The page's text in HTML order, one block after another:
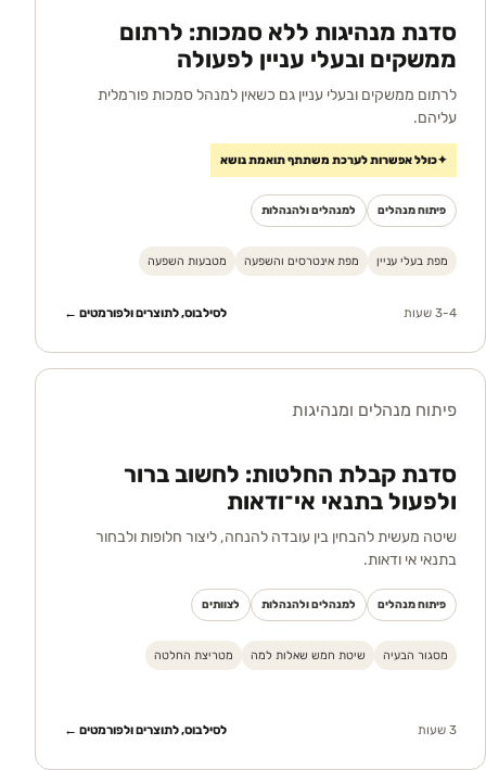
סדנת מנהיגות ללא סמכות: לרתום
ממשקים ובעלי עניין לפעולה
לרתום ממשקים ובעלי עניין גם כשאין למנהל סמכות פורמלית
עליהם.
✦כולל אפשרות לערכת משתתף תואמת נושא
פיתוח מנהלים למנהלים ולהנהלות
מפת בעלי עניין מפת אינטרסים והשפעה מטבעות השפעה
3-4 שעות לסילבוס, לתוצרים ולפורמטים ←
פיתוח מנהלים ומנהיגות
סדנת קבלת החלטות: לחשוב ברור
ולפעול בתנאי אי־ודאות
שיטה מעשית להבחין בין עובדה להנחה, ליצור חלופות ולבחור
בתנאי אי ודאות.
פיתוח מנהלים למנהלים ולהנהלות לצוותים
מסגור הבעיה שיטת חמש שאלות למה מטריצת החלטה
3 שעות לסילבוס, לתוצרים ולפורמטים ←